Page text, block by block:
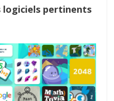
logiciels pertinents